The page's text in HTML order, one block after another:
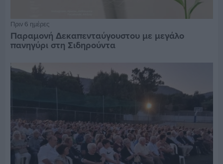
Πριν 6 ημέρες
Παραμονή Δεκαπενταύγουστου με μεγάλο
πανηγύρι στη Σιδηρούντα